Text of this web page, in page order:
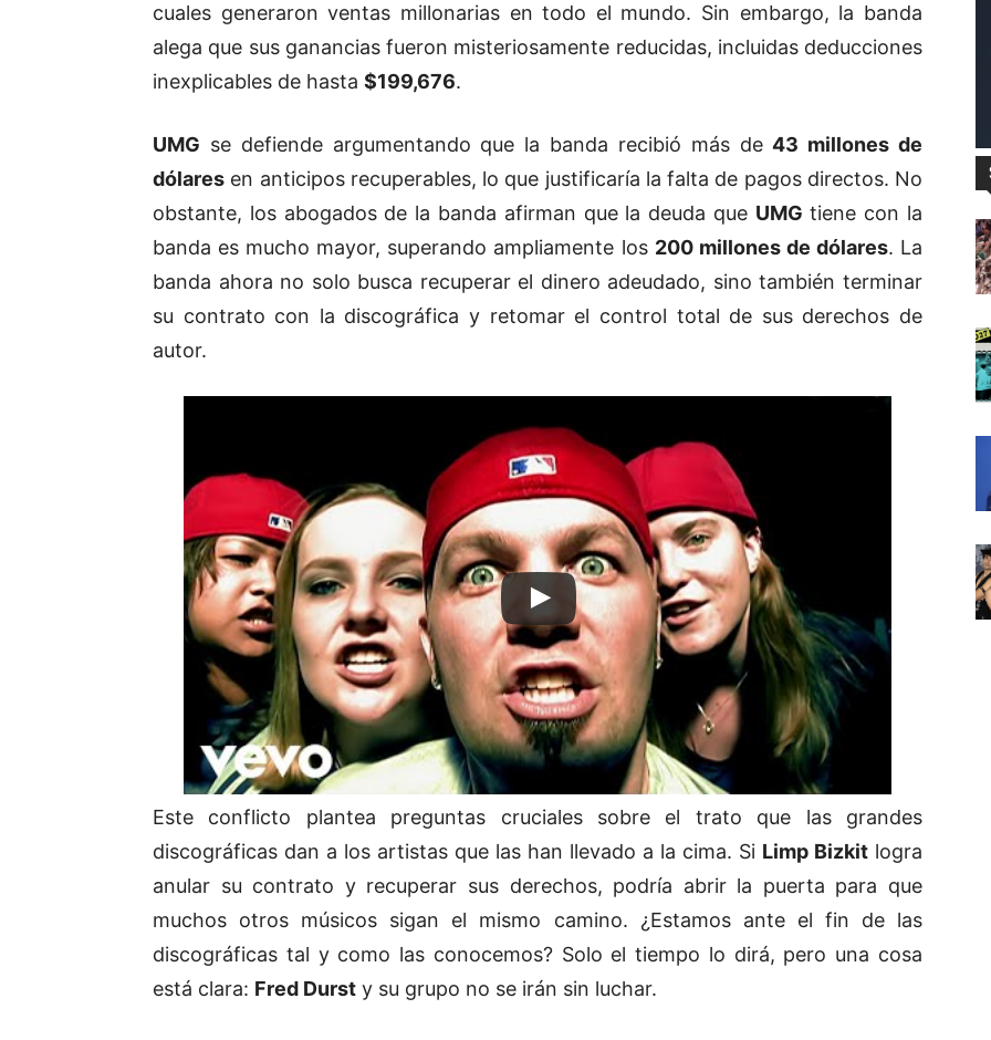
cuales generaron ventas millonarias en todo el mundo. Sin embargo, la banda
alega que sus ganancias fueron misteriosamente reducidas, incluidas deducciones
inexplicables de hasta $199,676.
UMG se defiende argumentando que la banda recibió más de43 millones de
dólares en anticipos recuperables, lo que justificaría la falta de pagos directos. No
obstante, los abogados de la banda afirman que la deuda que UMG tiene con la
banda es mucho mayor, superando ampliamente los 200 millones de dólares. La
banda ahora no solo busca recuperar el dinero adeudado, sino también terminar
su contrato con la discográfica y retomar el control total de sus derechos de
autor.
Este conflicto plantea preguntas cruciales sobre el trato que las grandes
discográficas dan a los artistas que las han llevado a la cima. Si Limp Bizkit logra
anular su contrato y recuperar sus derechos, podría abrir la puerta para que
muchos otros músicos sigan el mismo camino. ¿Estamos ante el fin de las
discográficas tal y como las conocemos? Solo el tiempo lo dirá, pero una cosa
está clara: Fred Durst y su grupo no se irán sin luchar.